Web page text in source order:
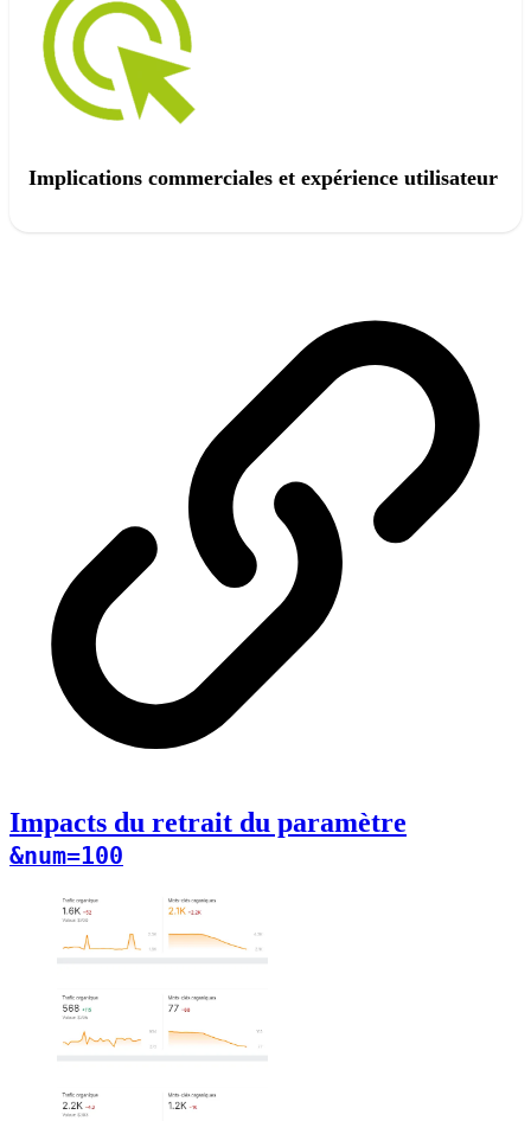
Implications commerciales et expérience utilisateur
Impacts du retrait du paramètre
&num=100